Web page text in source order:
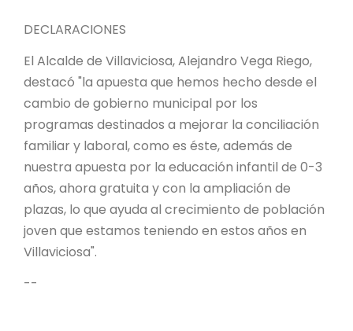
DECLARACIONES
El Alcalde de Villaviciosa, Alejandro Vega Riego,
destacó "la apuesta que hemos hecho desde el
cambio de gobierno municipal por los
programas destinados a mejorar la conciliación
familiar y laboral, como es éste, además de
nuestra apuesta por la educación infantil de 0-3
años, ahora gratuita y con la ampliación de
plazas, lo que ayuda al crecimiento de población
joven que estamos teniendo en estos años en
Villaviciosa".
--